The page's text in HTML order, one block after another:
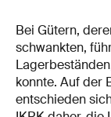
Bei Gütern,
schwankten,
konnte. Auf der
entschieden